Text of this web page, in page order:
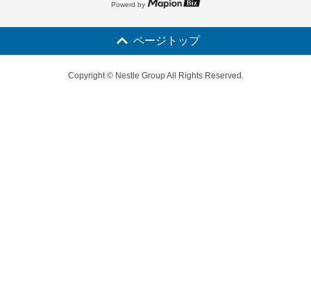
Powerd by
ページトップ
Copyright © Nestle Group All Rights Reserved.